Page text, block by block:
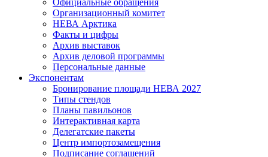
Официальные обращения
Организационный комитет
НЕВА Арктика
Факты и цифры
Архив выставок
Архив деловой программы
Персональные данные
Экспонентам
Бронирование площади НЕВА 2027
Типы стендов
Планы павильонов
Интерактивная карта
Делегатские пакеты
Центр импортозамещения
Подписание соглашений